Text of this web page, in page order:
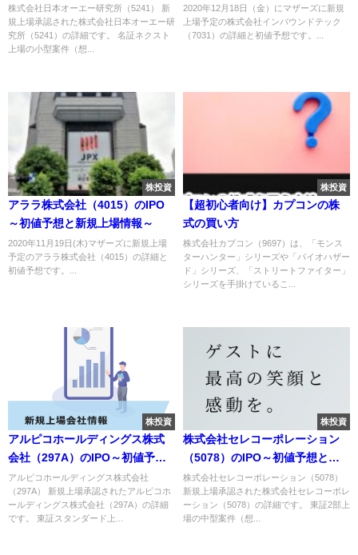
規上場情報～
株式会社日本オーエー研究所（5241） 新
規上場承認された株式会社日本オーエー研
究所（5241）の詳細です。 名証ネクスト
上場の小型案件（想...
規上場情報～
2020年12月18日（金）にマザーズに新規
上場予定の株式会社インバウンドテック
（7031）の詳細と初値予想です。...
株投資
アララ株式会社（4015）のIPO
～初値予想と新規上場情報～
2020年11月19日(木)マザーズに新規上場
予定のアララ株式会社（4015）の詳細と
初値予想です。...
株投資
【超初心者向け】カプコンの株
式の買い方
株式会社カプコン（9697）は、「モンス
ターハンター」シリーズや「バイオハザー
ド」シリーズ、「ストリートファイター」
シリーズを手掛けているこ...
株投資
アルピコホールディングス株式
会社（297A）のIPO～初値予想
と新規上場情報～
アルピコホールディングス株式会社
（297A） 新規上場承認されたアルピコホ
ールディングス株式会社（297A）の詳細
です。 東証スタンダード上...
株投資
株式会社セレコーポレーション
（5078）のIPO～初値予想と新
規上場情報～
株式会社セレコーポレーション（5078）
新規上場承認された株式会社セレコーポレ
ーション（5078）の詳細です。 東証2部上
場の中型案件（想...